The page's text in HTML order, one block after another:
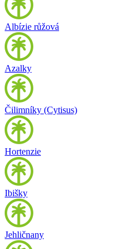
Albízie růžová
Azalky
Čilimníky (Cytisus)
Hortenzie
Ibišky
Jehličnany